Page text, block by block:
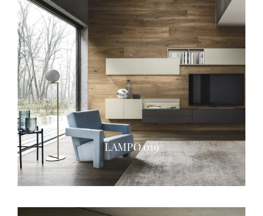
LAMPO 019